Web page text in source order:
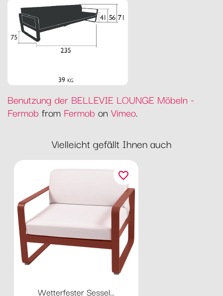
Benutzung der BELLEVIE LOUNGE Möbeln -
Fermob from Fermob on Vimeo.
Vielleicht gefällt Ihnen auch
Wetterfester Sessel...
favorite_border